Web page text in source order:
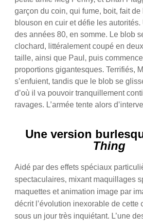
garçon du coin, qui fume, boit, fait de
blouson en cuir et défie les
des années 80, en somme. Le blob
clochard, littéralement coupé en
taille, ainsi que Paul, puis
proportions gigantesques. Terrifiés,
s’enfuient, tandis que le blob se
d’où il va pouvoir tranquillement
ravages. L’armée tente alors
Une version
Thing
Aidé par des effets spéciaux
spectaculaires, mixant maquillages
maquettes et animation image par
décrit l’évolution inexorable de cette
sous un jour très inquiétant. L’une